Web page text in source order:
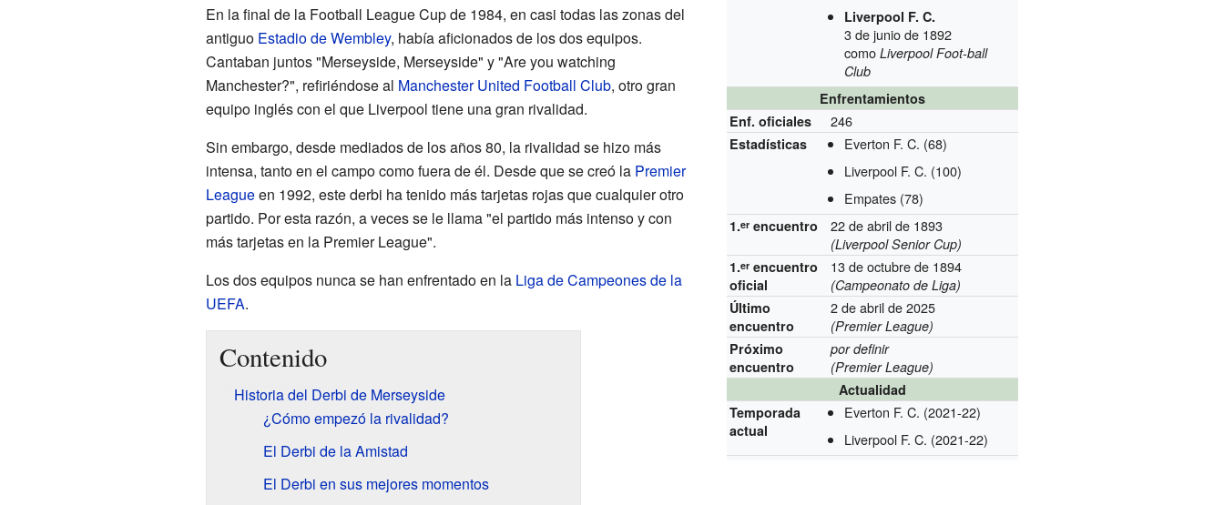
Liverpool F. C.
3 de junio de 1892
como Liverpool Foot-ball
Club
Enfrentamientos
Enf. oficiales
246
Estadísticas
Everton F. C. (68)
Liverpool F. C. (100)
Empates (78)
1.er encuentro 22 de abril de 1893
(Liverpool Senior Cup)
1.er encuentro
oficial
13 de octubre de 1894
(Campeonato de Liga)
Último
encuentro
2 de abril de 2025
(Premier League)
Próximo
encuentro
por definir
(Premier League)
Actualidad
Temporada
actual
Everton F. C. (2021-22)
Liverpool F. C. (2021-22)
En la final de la Football League Cup de 1984, en casi todas las zonas del
antiguo Estadio de Wembley, había aficionados de los dos equipos.
Cantaban juntos "Merseyside, Merseyside" y "Are you watching
Manchester?", refiriéndose al Manchester United Football Club, otro gran
equipo inglés con el que Liverpool tiene una gran rivalidad.
Sin embargo, desde mediados de los años 80, la rivalidad se hizo más
intensa, tanto en el campo como fuera de él. Desde que se creó la Premier
Leagueen 1992, este derbi ha tenido más tarjetas rojas que cualquier otro
partido. Por esta razón, a veces se le llama "el partido más intenso y con
más tarjetas en la Premier League".
Los dos equipos nunca se han enfrentado en la Liga de Campeones de la
UEFA.
Contenido
Historia del Derbi de Merseyside
¿Cómo empezó la rivalidad?
El Derbi de la Amistad
El Derbi en sus mejores momentos